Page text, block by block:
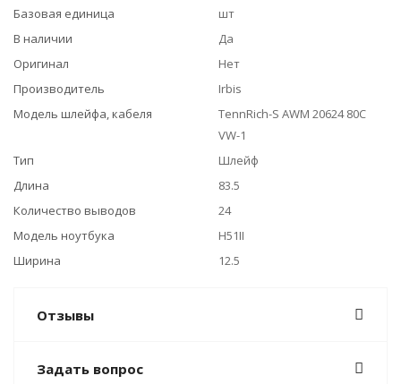
Базовая единица
шт
В наличии
Да
Оригинал
Нет
Производитель
Irbis
Модель шлейфа, кабеля
TennRich-S AWM 20624 80C
VW-1
Тип
Шлейф
Длина
83.5
Количество выводов
24
Модель ноутбука
H51II
Ширина
12.5
Отзывы
Задать вопрос